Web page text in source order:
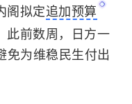
阁拟定追加预算
此前数周，日方一
免为维稳民生付出